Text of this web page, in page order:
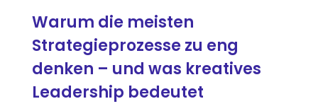
Warum die meisten
Strategieprozesse zu eng
denken – und was kreatives
Leadership bedeutet